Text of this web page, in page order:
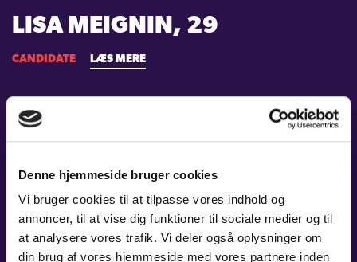
Denne hjemmeside bruger cookies
Vi bruger cookies til at tilpasse vores indhold og
annoncer, til at vise dig funktioner til sociale medier og til
at analysere vores trafik. Vi deler også oplysninger om
din brug af vores hjemmeside med vores partnere inden
LISA MEIGNIN, 29
CANDIDATE LÆS MERE
SVETLANA MARENKOVA, 21
CANDIDATE LÆS MERE